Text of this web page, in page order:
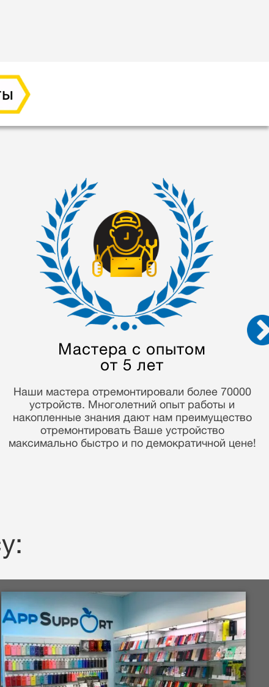
Конфиденциальность
данных
Мы строго соблюдаем закон о персональных
данных и гарантируем конфиденциальность
Вашей информации.